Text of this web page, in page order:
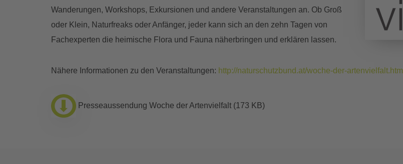
Wanderungen, Workshops, Exkursionen und andere Veranstaltungen an. Ob Groß
oder Klein, Naturfreaks oder Anfänger, jeder kann sich an den zehn Tagen von
Fachexperten die heimische Flora und Fauna näherbringen und erklären lassen.
Nähere Informationen zu den Veranstaltungen: http://naturschutzbund.at/woche-der-artenvielfalt.html
Presseaussendung Woche der Artenvielfalt (173 KB)